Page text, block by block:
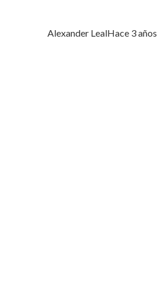
Alexander LealHace 3 años